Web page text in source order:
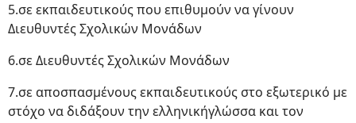
5.σε εκπαιδευτικούς που επιθυμούν να γίνουν
Διευθυντές Σχολικών Μονάδων
6.σε Διευθυντές Σχολικών Μονάδων
7.σε αποσπασμένους εκπαιδευτικούς στο εξωτερικό με
στόχο να διδάξουν την ελληνικήγλώσσα και τον